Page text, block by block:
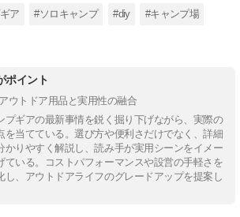
ア #ソロキャンプ #diy #キャンプ場
ポイント
ウトドア用品と実用性の融合
プギアの最新事情を鋭く掘り下げながら、実際の
を当てている。選び方や便利さだけでなく、詳細
かりやすく解説し、読み手が実用シーンをイメー
ている。コストパフォーマンスや設営の手軽さを
し、アウトドアライフのグレードアップを提案し